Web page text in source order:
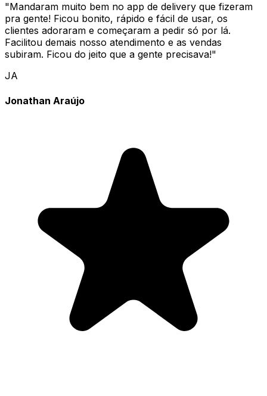
"Mandaram muito bem no app de delivery que fizeram
pra gente! Ficou bonito, rápido e fácil de usar, os
clientes adoraram e começaram a pedir só por lá.
Facilitou demais nosso atendimento e as vendas
subiram. Ficou do jeito que a gente precisava!"
JA
Jonathan Araújo